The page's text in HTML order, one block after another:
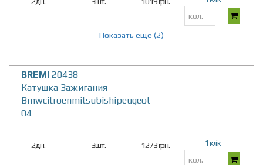
Показать еще (2)
BREMI 20438
Катушка Зажигания
Bmwcitroenmitsubishipeugeot
04-
2дн. 3шт. 1273 грн. 1 клік